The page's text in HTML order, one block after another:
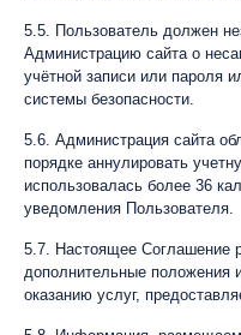
5.5. Пользователь должен
Администрацию сайта о
учётной записи или пароля
системы безопасности.
5.6. Администрация сайта
порядке аннулировать
использовалась более 36
уведомления Пользователя.
5.7. Настоящее Соглашение
дополнительные положения
оказанию услуг,